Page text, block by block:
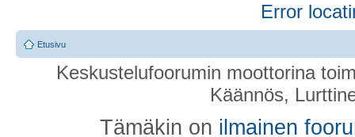
Error
Etusivu
Keskustelufoorumin moottorina
Käännös,
Tämäkin on ilmainen